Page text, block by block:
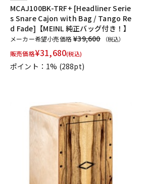
MCAJ100BK-TRF+ [Headliner Serie
s Snare Cajon with Bag / Tango Re
d Fade]【MEINL 純正バッグ付き！】
メーカー希望小売価格¥39,600 （税込）
販売価格¥31,680(税込)
ポイント：1% (288pt)